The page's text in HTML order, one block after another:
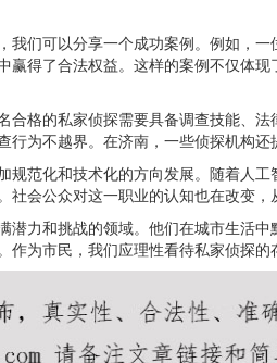
我们可以分享一个成功案例。例如，
赢得了合法权益。这样的案例不仅体
合格的私家侦探需要具备调查技能、
为不越界。在济南，一些侦探机构
规范化和技术化的方向发展。随着人
会公众对这一职业的认知也在改变
潜力和挑战的领域。他们在城市生活
为市民，我们应理性看待私家侦探